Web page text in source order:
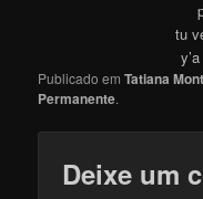
tu
Publicado emTatiana
Permanente.
Deixe um